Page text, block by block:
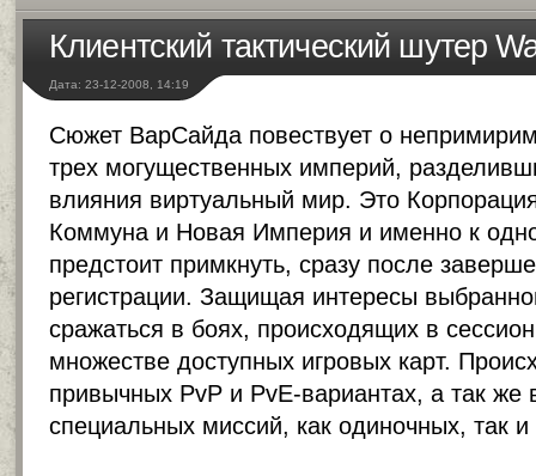
Клиентский тактический шутер
Дата: 23-12-2008, 14:19
Сюжет ВарСайда повествует о
трех могущественных империй,
влияния виртуальный мир. Это
Коммуна и Новая Империя и именно к
предстоит примкнуть, сразу после
регистрации. Защищая интересы
сражаться в боях, происходящих в
множестве доступных игровых карт.
привычных PvP и PvE-вариантах, а так
специальных миссий, как одиночных, так